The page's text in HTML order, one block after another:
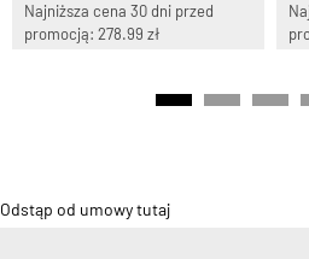
Najniższa cena 30 dni przed
promocją: 278.99 zł
Odstąp od umowy tutaj